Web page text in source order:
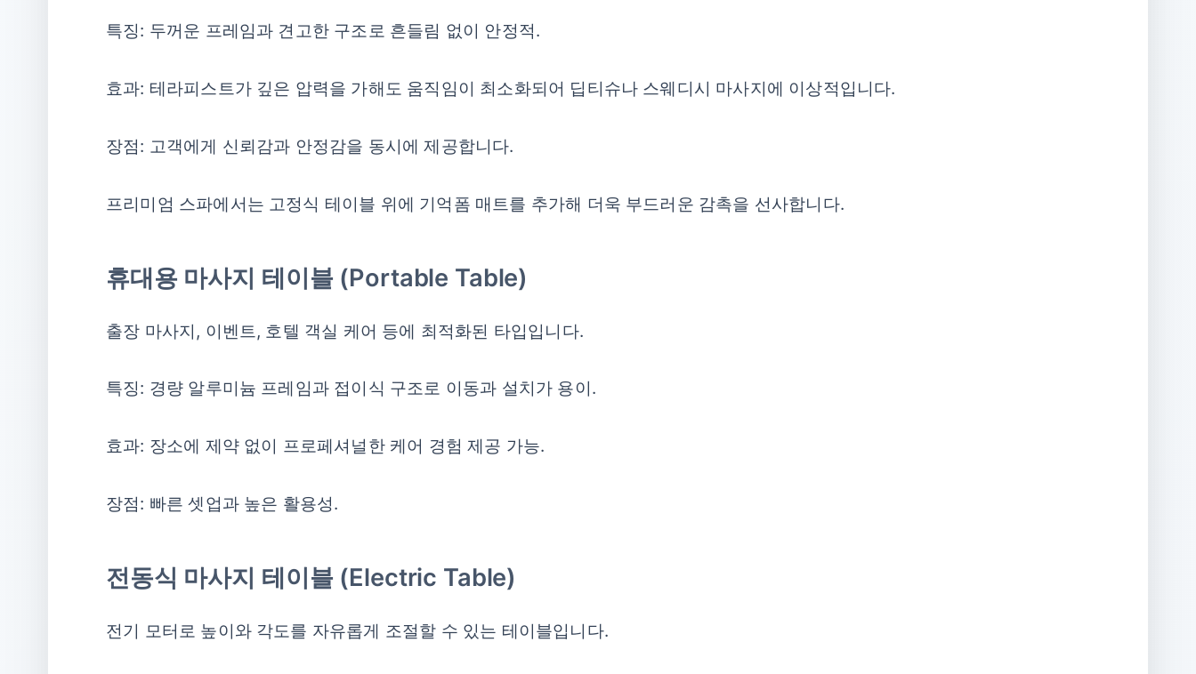
특징: 두꺼운 프레임과 견고한 구조로 흔들림 없이 안정적.
효과: 테라피스트가 깊은 압력을 가해도 움직임이 최소화되어 딥티슈나 스웨디시 마사지에 이상적입니다.
장점: 고객에게 신뢰감과 안정감을 동시에 제공합니다.
프리미엄 스파에서는 고정식 테이블 위에 기억폼 매트를 추가해 더욱 부드러운 감촉을 선사합니다.
휴대용 마사지 테이블 (Portable Table)
출장 마사지, 이벤트, 호텔 객실 케어 등에 최적화된 타입입니다.
특징: 경량 알루미늄 프레임과 접이식 구조로 이동과 설치가 용이.
효과: 장소에 제약 없이 프로페셔널한 케어 경험 제공 가능.
장점: 빠른 셋업과 높은 활용성.
전동식 마사지 테이블 (Electric Table)
전기 모터로 높이와 각도를 자유롭게 조절할 수 있는 테이블입니다.